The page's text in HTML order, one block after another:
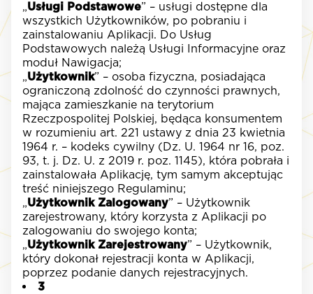
„Usługi Podstawowe” – usługi dostępne dla
wszystkich Użytkowników, po pobraniu i
zainstalowaniu Aplikacji. Do Usług
Podstawowych należą Usługi Informacyjne oraz
moduł Nawigacja;
„Użytkownik” – osoba fizyczna, posiadająca
ograniczoną zdolność do czynności prawnych,
mająca zamieszkanie na terytorium
Rzeczpospolitej Polskiej, będąca konsumentem
w rozumieniu art. 221 ustawy z dnia 23 kwietnia
1964 r. – kodeks cywilny (Dz. U. 1964 nr 16, poz.
93, t. j. Dz. U. z 2019 r. poz. 1145), która pobrała i
zainstalowała Aplikację, tym samym akceptując
treść niniejszego Regulaminu;
„Użytkownik Zalogowany” – Użytkownik
zarejestrowany, który korzysta z Aplikacji po
zalogowaniu do swojego konta;
„Użytkownik Zarejestrowany” – Użytkownik,
który dokonał rejestracji konta w Aplikacji,
poprzez podanie danych rejestracyjnych.
3